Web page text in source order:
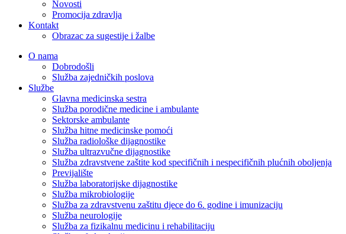
Novosti
Promocija zdravlja
Kontakt
Obrazac za sugestije i žalbe
O nama
Dobrodošli
Služba zajedničkih poslova
Službe
Glavna medicinska sestra
Služba porodične medicine i ambulante
Sektorske ambulante
Služba hitne medicinske pomoći
Služba radiološke dijagnostike
Služba ultrazvučne dijagnostike
Služba zdravstvene zaštite kod specifičnih i nespecifičnih plućnih oboljenja
Previjalište
Služba laboratorijske dijagnostike
Služba mikrobiologije
Služba za zdravstvenu zaštitu djece do 6. godine i imunizaciju
Služba neurologije
Služba za fizikalnu medicinu i rehabilitaciju